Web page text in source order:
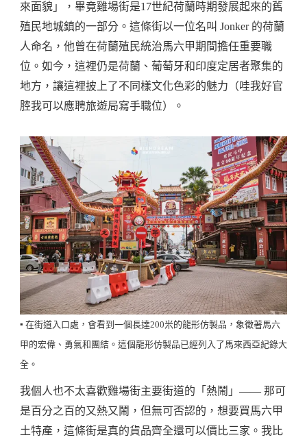
來面貌」，畢竟雞場街是17世紀荷蘭時期發展起來的舊
殖民地城鎮的一部分。這條街以一位名叫 Jonker 的荷蘭
人命名，他曾在荷蘭殖民統治馬六甲期間擔任重要職
位。如今，這裡仍是荷蘭、葡萄牙和印度定居者聚集的
地方，讓這裡披上了不同樣文化色彩的魅力（哇我好官
腔我可以應聘旅遊局寫手職位）。
▪️ 在街道入口處，會看到一個長達200米的龍形仿製品，象徵著馬六
甲的宏偉、勇氣和團結。這個龍形仿製品已經列入了馬來西亞紀錄大
全。
我個人也不太喜歡雞場街主要街道的「熱鬧」—— 那可
是百分之百的又熱又鬧，但無可否認的，想要買馬六甲
土特產，這條街是真的貨品齊全還可以價比三家。我比